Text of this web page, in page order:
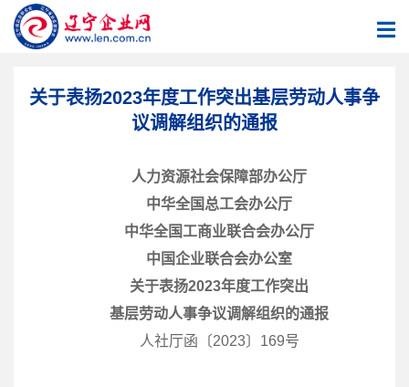
关于表扬2023年度工作突出基层劳动人事争
议调解组织的通报
人力资源社会保障部办公厅
中华全国总工会办公厅
中华全国工商业联合会办公厅
中国企业联合会办公室
关于表扬2023年度工作突出
基层劳动人事争议调解组织的通报
人社厅函〔2023〕169号